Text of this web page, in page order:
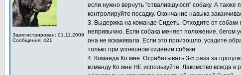
Зарегистрирован: 01.11.2009
Сообщения: 421
если нужно вернуть "отвалившуюся" собаку. А
контролируйте посадку. Окончание навыка
3. Выдержка на команде Сидеть. Отходите от собаки
непривычно. Если собака меняет положение, бегом
она не вскакивала. Если это произошло, усадите
только при успешном сидении собаки.
4. Команда Ко мне. Отрабатывать 3-5 раза за
команду Ко мне НЕ используйте. Лакомство всегда в